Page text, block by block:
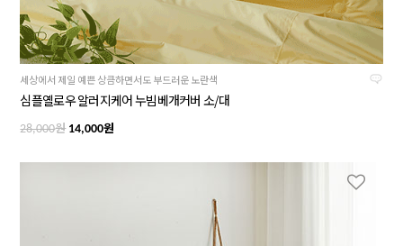
세상에서 제일 예쁜 상큼하면서도 부드러운 노란색
심플옐로우 알러지케어 누빔베개커버 소/대
28,000원14,000원